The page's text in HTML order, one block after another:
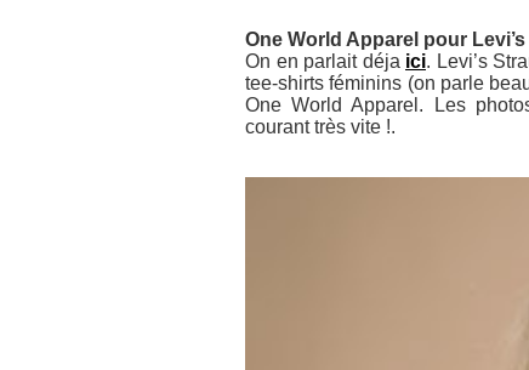
One World Apparel pour Levi’s
On en parlait déja ici. Levi’s
tee-shirts féminins (on parle
One World Apparel. Les
courant très vite !.